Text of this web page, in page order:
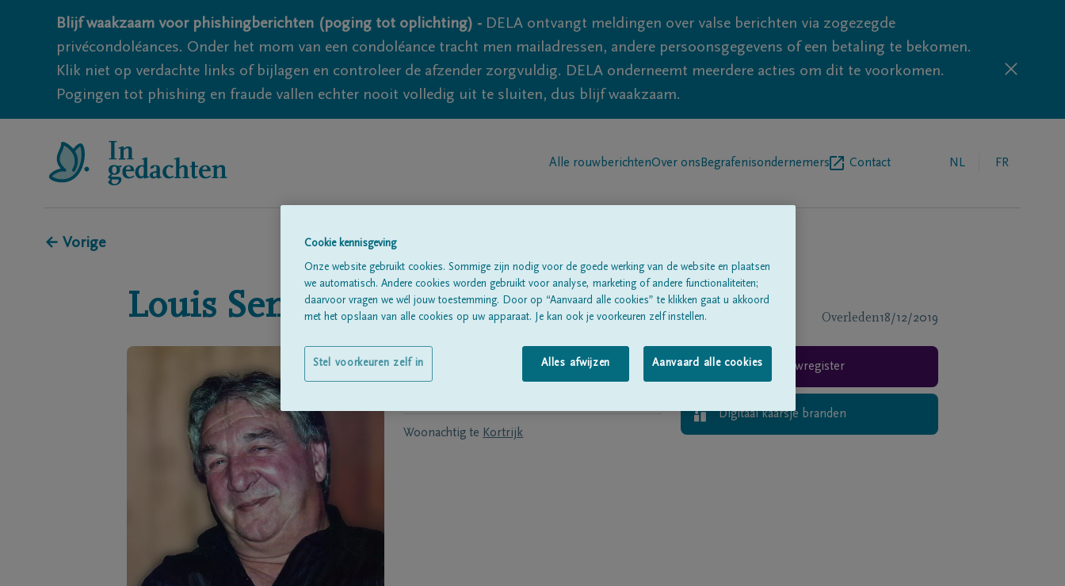
Blijf waakzaam voor phishingberichten (poging tot oplichting) - DELA ontvangt meldingen over valse berichten via zogezegde
privécondoléances. Onder het mom van een condoléance tracht men mailadressen, andere persoonsgegevens of een betaling te bekomen.
Klik niet op verdachte links of bijlagen en controleer de afzender zorgvuldig. DELA onderneemt meerdere acties om dit te voorkomen.
Pogingen tot phishing en fraude vallen echter nooit volledig uit te sluiten, dus blijf waakzaam.
Alle rouwberichtenOver ons Begrafenisondernemers Contact NL FR
← Vorige
Louis Senecaut Overleden18/12/2019
Geboren te 06/07/1949
Woonachtig te Kortrijk
Rouwregister
Digitaal kaarsje branden
Cookie kennisgeving
Onze website gebruikt cookies. Sommige zijn nodig voor de goede werking van de website en plaatsen
we automatisch. Andere cookies worden gebruikt voor analyse, marketing of andere functionaliteiten;
daarvoor vragen we wél jouw toestemming. Door op “Aanvaard alle cookies” te klikken gaat u akkoord
met het opslaan van alle cookies op uw apparaat. Je kan ook je voorkeuren zelf instellen.
Alles afwijzen Aanvaard alle cookies
Stel voorkeuren zelf in